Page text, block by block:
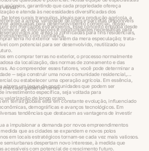
anúncios, garantindo que cada propriedade ofereça
e atenda às necessidades diversificadas dos
lotes rurais tranquilos, ideais para produção agrícola, a
adequadas para desenvolvimento comercial, nosso
as informações e oportunidades necessárias para
com confiança.
venda?
se à ampla variedade de lotes e parcelas disponíveis
em mercados estrangeiros. Esse conceito engloba desde
até áreas já zonificadas para fins residenciais,
terra no exterior vai além da mera especulação; trata-
com potencial para ser desenvolvido, reutilizado ou
em comprar terras no exterior, o processo normalmente
da localização, das normas de zoneamento e das
Ao compreender esses fatores, você pode determinar a
— seja construir uma nova comunidade residencial,
ou estabelecer uma operação agrícola. Em essência,
abrem um leque de oportunidades que podem ser
investimento específica, seja voltada para
valorização de longo prazo.
mercado global de terras
terras globais está em constante evolução, influenciado
demográficas e avanços tecnológicos. Em
tendências que destacam as vantagens de investir
a impulsionar a demanda por novos empreendimentos
que as cidades se expandem e novos polos
em locais estratégicos tornam-se cada vez mais valiosos.
semiurbanas despertam novo interesse, à medida que
acessíveis com potencial de crescimento futuro.